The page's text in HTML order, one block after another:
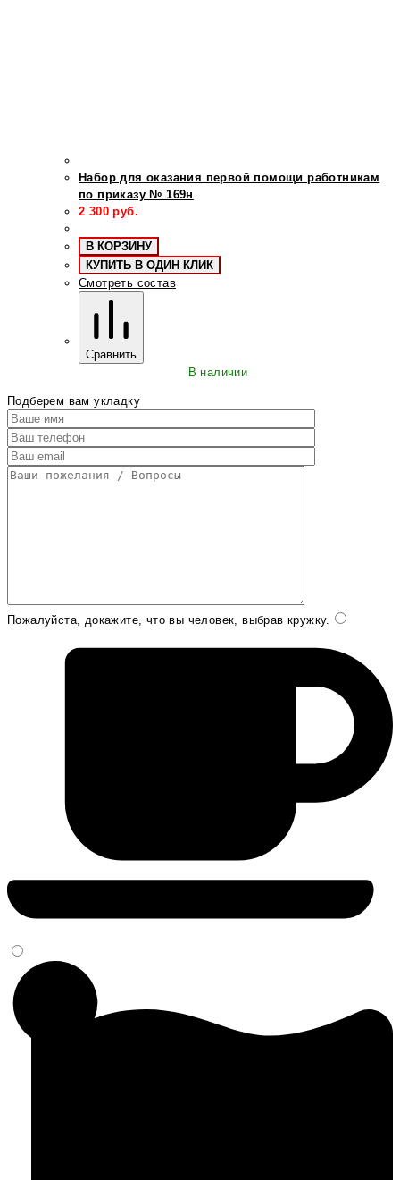
Набор для оказания первой помощи работникам
по приказу № 169н
2 300 руб.
В КОРЗИНУ
КУПИТЬ В ОДИН КЛИК
Смотреть состав
Сравнить
В наличии
Подберем вам укладку
Пожалуйста, докажите, что вы человек, выбрав кружку.